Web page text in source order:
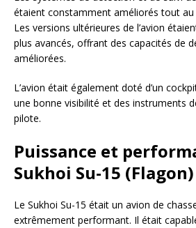
étaient constamment améliorés tout au
Les versions ultérieures de l’avion
plus avancés, offrant des capacités de
améliorées.
L’avion était également doté d’un
une bonne visibilité et des instruments
pilote.
Puissance et
Sukhoi Su-15 (Flagon)
Le Sukhoi Su-15 était un avion de
extrêmement performant. Il était